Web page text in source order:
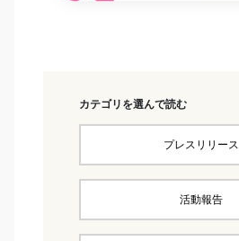
カテゴリを選んで読む
プレスリリース
活動報告